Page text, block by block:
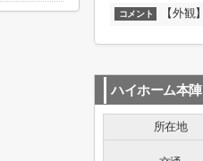
コメント 【外観
ハイホーム本陣
所在地